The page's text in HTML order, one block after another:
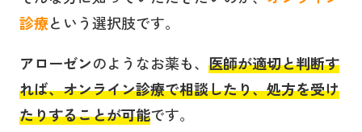
診療という選択肢です。
アローゼンのようなお薬も、 医師が適切と判断す
れば、オンライン診療で相談したり、処方を受け
たりすることが可能です。